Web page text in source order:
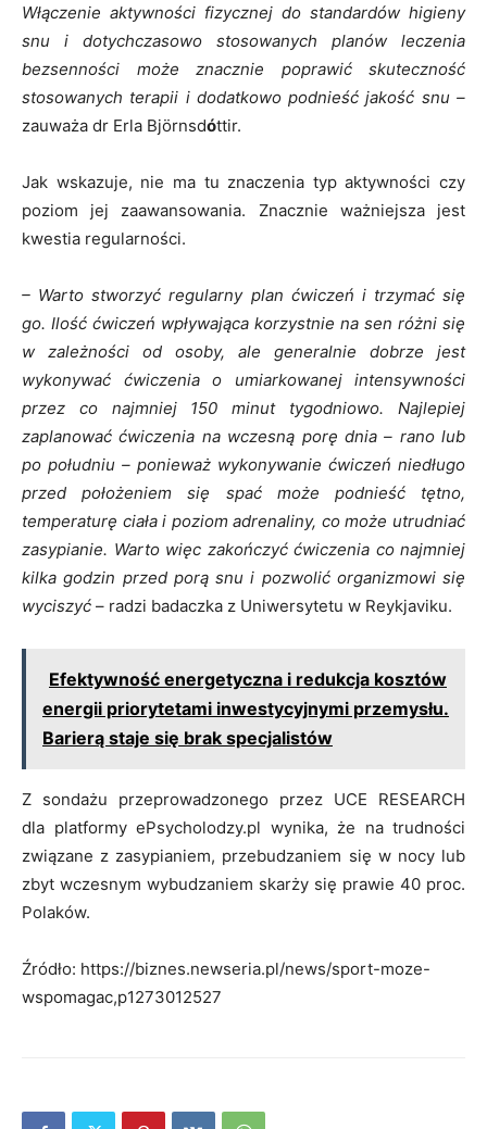
Włączenie aktywności fizycznej do standardów higieny
snu i dotychczasowo stosowanych planów leczenia
bezsenności może znacznie poprawić skuteczność
stosowanych terapii i dodatkowo podnieść jakość snu –
zauważa dr Erla Björnsdóttir.
Jak wskazuje, nie ma tu znaczenia typ aktywności czy
poziom jej zaawansowania. Znacznie ważniejsza jest
kwestia regularności.
– Warto stworzyć regularny plan ćwiczeń i trzymać się
go. Ilość ćwiczeń wpływająca korzystnie na sen różni się
w zależności od osoby, ale generalnie dobrze jest
wykonywać ćwiczenia o umiarkowanej intensywności
przez co najmniej 150 minut tygodniowo. Najlepiej
zaplanować ćwiczenia na wczesną porę dnia – rano lub
po południu – ponieważ wykonywanie ćwiczeń niedługo
przed położeniem się spać może podnieść tętno,
temperaturę ciała i poziom adrenaliny, co może utrudniać
zasypianie. Warto więc zakończyć ćwiczenia co najmniej
kilka godzin przed porą snu i pozwolić organizmowi się
wyciszyć – radzi badaczka z Uniwersytetu w Reykjaviku.
Efektywność energetyczna i redukcja kosztów
energii priorytetami inwestycyjnymi przemysłu.
Barierą staje się brak specjalistów
Z sondażu przeprowadzonego przez UCE RESEARCH
dla platformy ePsycholodzy.pl wynika, że na trudności
związane z zasypianiem, przebudzaniem się w nocy lub
zbyt wczesnym wybudzaniem skarży się prawie 40 proc.
Polaków.
Źródło: https://biznes.newseria.pl/news/sport-moze-
wspomagac,p1273012527